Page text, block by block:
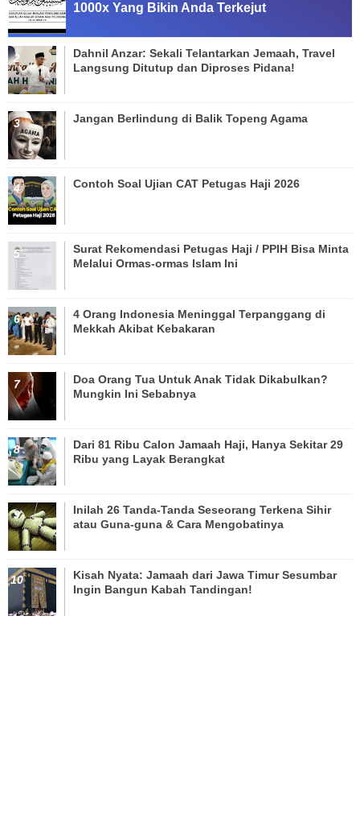
1000x Yang Bikin Anda Terkejut
Dahnil Anzar: Sekali Telantarkan Jemaah, Travel
Langsung Ditutup dan Diproses Pidana!
Jangan Berlindung di Balik Topeng Agama
Contoh Soal Ujian CAT Petugas Haji 2026
Surat Rekomendasi Petugas Haji / PPIH Bisa Minta
Melalui Ormas-ormas Islam Ini
4 Orang Indonesia Meninggal Terpanggang di
Mekkah Akibat Kebakaran
Doa Orang Tua Untuk Anak Tidak Dikabulkan?
Mungkin Ini Sebabnya
Dari 81 Ribu Calon Jamaah Haji, Hanya Sekitar 29
Ribu yang Layak Berangkat
Inilah 26 Tanda-Tanda Seseorang Terkena Sihir
atau Guna-guna & Cara Mengobatinya
Kisah Nyata: Jamaah dari Jawa Timur Sesumbar
Ingin Bangun Kabah Tandingan!